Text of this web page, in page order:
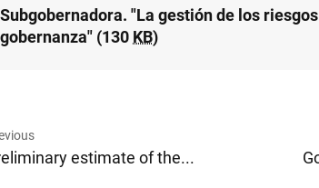
Subgobernadora. "La gestión de los
gobernanza" (130 KB)
estimate of the...